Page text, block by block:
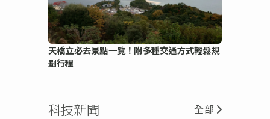
天橋立必去景點一覽！附多種交通方式輕鬆規
劃行程
科技新聞 全部